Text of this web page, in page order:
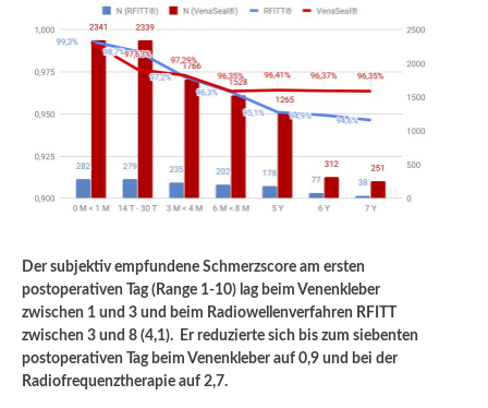
Der subjektiv empfundene Schmerzscore am ersten
postoperativen Tag (Range 1-10) lag beim Venenkleber
zwischen 1 und 3 und beim Radiowellenverfahren RFITT
zwischen 3 und 8 (4,1). Er reduzierte sich bis zum siebenten
postoperativen Tag beim Venenkleber auf 0,9 und bei der
Radiofrequenztherapie auf 2,7.